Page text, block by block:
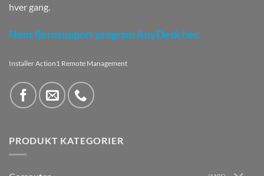
hver gang.
Hent fjernsupport program AnyDesk her.
Installer Action1 Remote Management
PRODUKT KATEGORIER